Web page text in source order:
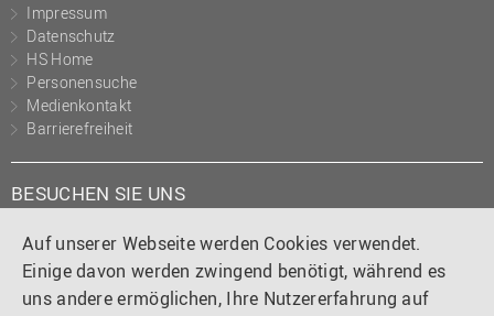
Auf unserer Webseite werden Cookies verwendet.
Einige davon werden zwingend benötigt, während es
uns andere ermöglichen, Ihre Nutzererfahrung auf
Studium und Lehre
Transfer- und
Innovationsmanagement
Impressum
Datenschutz
HS Home
Personensuche
Medienkontakt
Barrierefreiheit
BESUCHEN SIE UNS
Instagram
TiktokLinkedIn
YouTube
Facebook